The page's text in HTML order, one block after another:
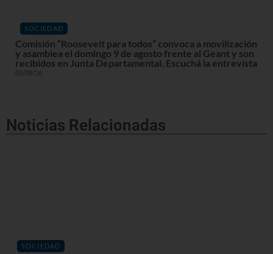
SOCIEDAD
Comisión “Roosevelt para todos” convoca a movilización
y asamblea el domingo 9 de agosto frente al Geant y son
recibidos en Junta Departamental. Escuchá la entrevista
05/08/26
Noticias Relacionadas
SOCIEDAD